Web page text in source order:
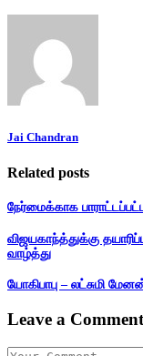
Jai Chandran
Related posts
நேர்மைக்காக
விஜயகாந்த்துக்கு
வாழ்த்து
யோகிபாபு – லட்சுமி
Leave a Comment